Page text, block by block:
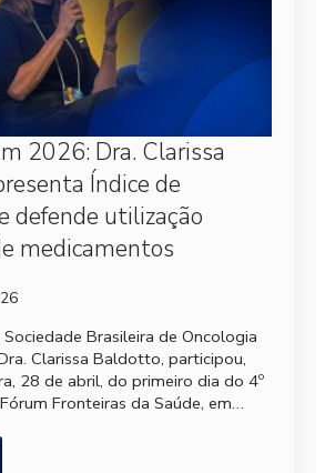
2026: Dra. Clarissa
Índice de
defende utilização
medicamentos
Brasileira de Oncologia
Clarissa Baldotto, participou,
28 de abril, do primeiro dia do 4º
Fronteiras da Saúde, em…